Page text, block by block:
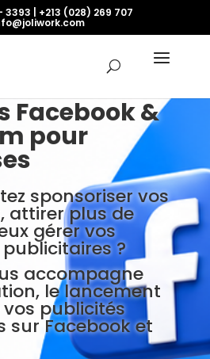
3393 | +213 (028) 269 707
Facebook &
pour
sponsoriser vos
attirer plus de
gérer vos
?
accompagne
le lancement
publicités
sur Facebook et